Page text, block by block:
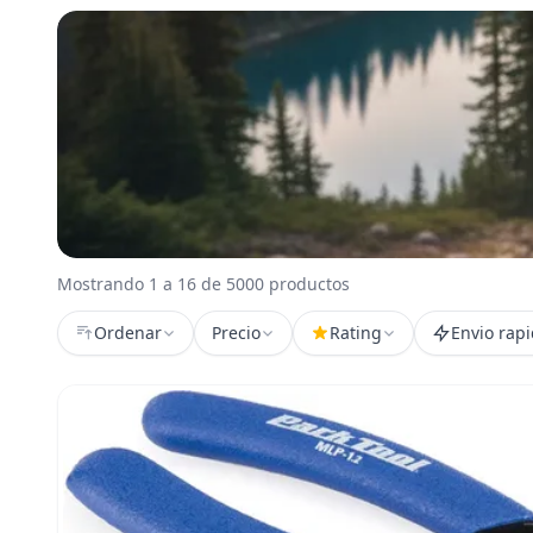
Mostrando 1 a 16 de 5000 productos
Ordenar Precio Rating Envio